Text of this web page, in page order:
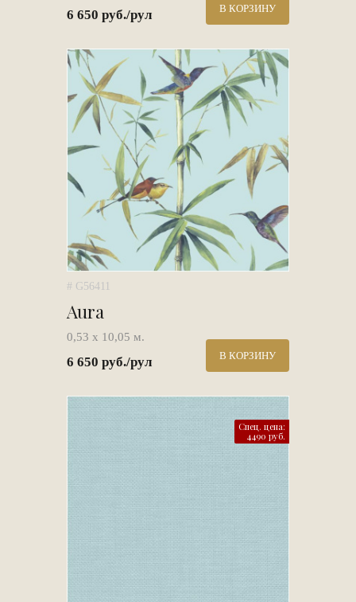
6 650 руб./рул В КОРЗИНУ
# G56411
Aura
0,53 х 10,05 м.
6 650 руб./рул В КОРЗИНУ
Спец. цена:
4490 руб.